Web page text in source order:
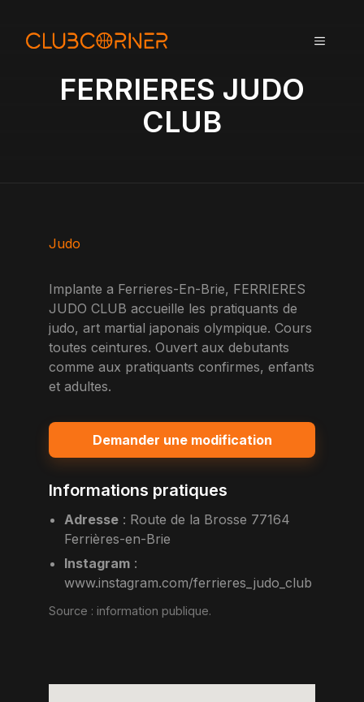
MENU
FERRIERES JUDO
CLUB
Judo
Implante a Ferrieres-En-Brie, FERRIERES
JUDO CLUB accueille les pratiquants de
judo, art martial japonais olympique. Cours
toutes ceintures. Ouvert aux debutants
comme aux pratiquants confirmes, enfants
et adultes.
Demander une modification
Informations pratiques
Adresse : Route de la Brosse 77164
Ferrières-en-Brie
Instagram :
www.instagram.com/ferrieres_judo_club
Source : information publique.